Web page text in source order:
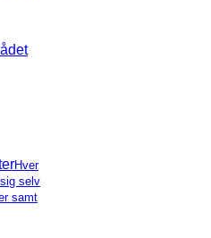
Hver
selv
samt